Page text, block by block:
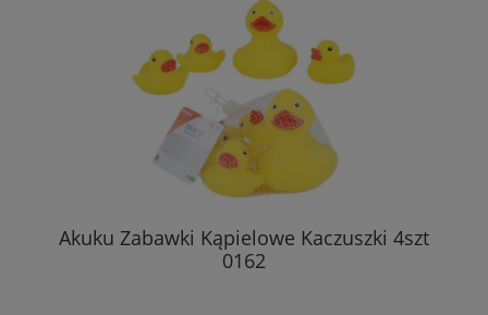
Akuku Zabawki Kąpielowe Kaczuszki 4szt
0162